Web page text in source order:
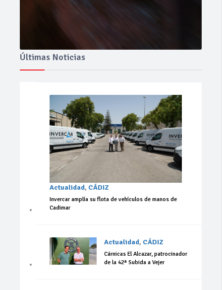
Últimas Noticias
Actualidad, CÁDIZ
Invercar amplía su flota de vehículos de manos de
Cadimar
Actualidad, CÁDIZ
Cárnicas El Alcazar, patrocinador
de la 42ª Subida a Vejer